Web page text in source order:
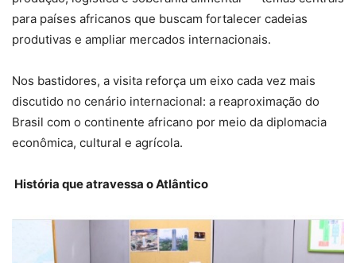
para países africanos que buscam fortalecer cadeias
produtivas e ampliar mercados internacionais.
Nos bastidores, a visita reforça um eixo cada vez mais
discutido no cenário internacional: a reaproximação do
Brasil com o continente africano por meio da diplomacia
econômica, cultural e agrícola.
História que atravessa o Atlântico